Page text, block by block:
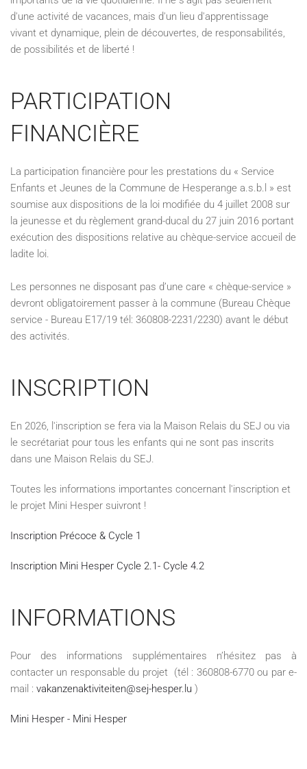
d'une activité de vacances, mais d'un lieu d'apprentissage
vivant et dynamique, plein de découvertes, de responsabilités,
de possibilités et de liberté !
PARTICIPATION
FINANCIÈRE
La participation financière pour les prestations du « Service
Enfants et Jeunes de la Commune de Hesperange a.s.b.l » est
soumise aux dispositions de la loi modifiée du 4 juillet 2008 sur
la jeunesse et du règlement grand-ducal du 27 juin 2016 portant
exécution des dispositions relative au chèque-service accueil de
ladite loi.
Les personnes ne disposant pas d’une care « chèque-service »
devront obligatoirement passer à la commune (Bureau Chèque
service - Bureau E17/19 tél: 360808-2231/2230) avant le début
des activités.
INSCRIPTION
En 2026, l'inscription se fera via la Maison Relais du SEJ ou via
le secrétariat pour tous les enfants qui ne sont pas inscrits
dans une Maison Relais du SEJ.
Toutes les informations importantes concernant l'inscription et
le projet Mini Hesper suivront !
Inscription Précoce & Cycle 1
Inscription Mini Hesper Cycle 2.1- Cycle 4.2
INFORMATIONS
Pour des informations supplémentaires n’hésitez pas à
contacter un responsable du projet (tél : 360808-6770 ou par e-
mail : vakanzenaktiviteiten@sej-hesper.lu )
Mini Hesper - Mini Hesper